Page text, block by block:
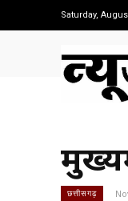
Saturday,
छत्तीसगढ़